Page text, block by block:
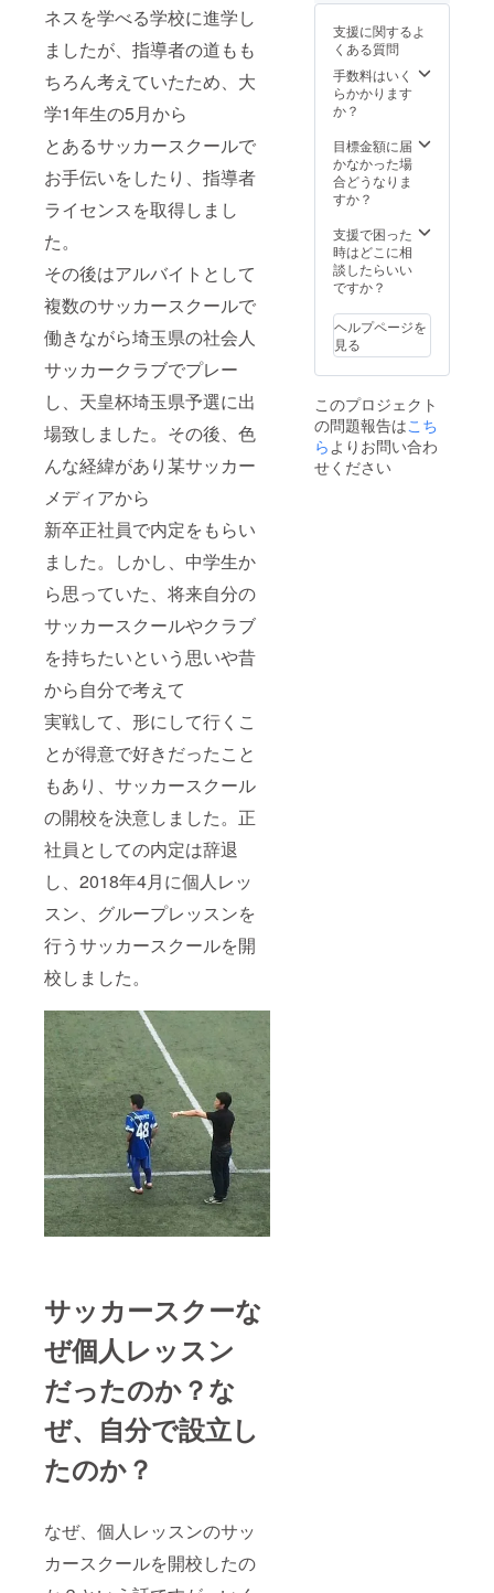
ネスを学べる学校に進学し
ましたが、指導者の道もも
ちろん考えていたため、大
学1年生の5月から
とあるサッカースクールで
お手伝いをしたり、指導者
ライセンスを取得しまし
た。
その後はアルバイトとして
複数のサッカースクールで
働きながら埼玉県の社会人
サッカークラブでプレー
し、天皇杯埼玉県予選に出
場致しました。その後、色
んな経緯があり某サッカー
メディアから
新卒正社員で内定をもらい
ました。しかし、中学生か
ら思っていた、将来自分の
サッカースクールやクラブ
を持ちたいという思いや昔
から自分で考えて
実戦して、形にして行くこ
とが得意で好きだったこと
もあり、サッカースクール
の開校を決意しました。正
社員としての内定は辞退
し、2018年4月に個人レッ
スン、グループレッスンを
行うサッカースクールを開
校しました。
サッカースクーな
ぜ個人レッスン
だったのか？な
ぜ、自分で設立し
たのか？
なぜ、個人レッスンのサッ
カースクールを開校したの
ドスペシャ
リスト取得
サッカーラ
イター、取
材歴
サッカル
チャー(2016
年2月～2018
年12月)
http://soccerl
ture.com/
SPORT日本
語版サイト
(2018年1月
～12月)※編
支援に関するよ
くある質問
手数料はいく
らかかります
か？
目標金額に届
かなかった場
合どうなりま
すか？
支援で困った
時はどこに相
談したらいい
ですか？
ヘルプページを
見る
このプロジェクト
の問題報告はこち
ら よりお問い合わ
せください